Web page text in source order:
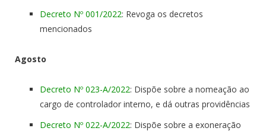
Decreto Nº 001/2022: Revoga os decretos
mencionados
Agosto
Decreto Nº 023-A/2022: Dispõe sobre a nomeação ao
cargo de controlador interno, e dá outras providências
Decreto Nº 022-A/2022: Dispõe sobre a exoneração